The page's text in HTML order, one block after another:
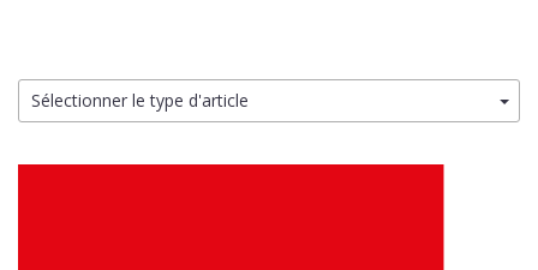
Sélectionner le type d'article